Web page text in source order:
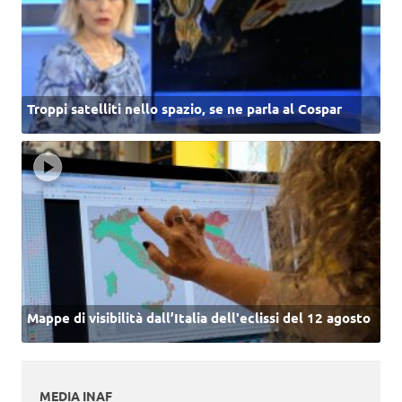
Troppi satelliti nello spazio, se ne parla al Cospar
Mappe di visibilità dall’Italia dell'eclissi del 12 agosto
MEDIA INAF